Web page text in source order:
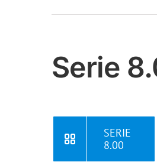
Serie
SERIE
8.00